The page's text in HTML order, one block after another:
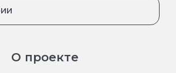
О проекте